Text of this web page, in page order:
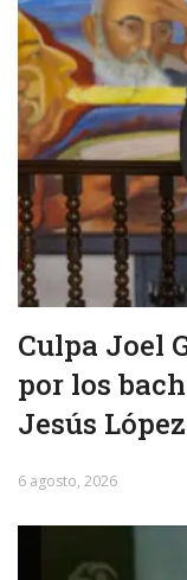
Culpa Joel
por los
Jesús
6 agosto, 2026